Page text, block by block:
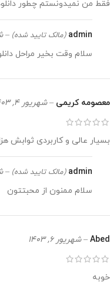
فقط من نمیدونستم چطور
admin (مالک تایید شده) –
سلام وقت بخیر مراحل
معصومه کریمی – شهریور 4, 1403
بسیار عالی و کاربردی ثوابش
admin (مالک تایید شده) –
سلام ممنون از محبتتون
Abed
– شهریور 6, 1403
خوبه